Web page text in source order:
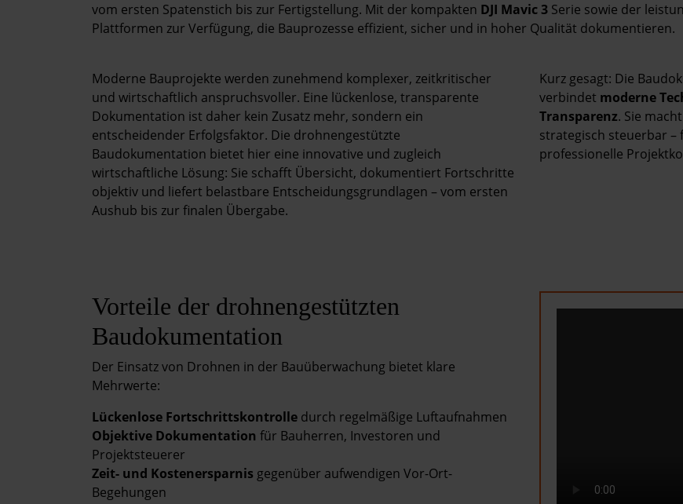
vom ersten Spatenstich bis zur Fertigstellung. Mit der kompakten DJI Mavic 3 Serie sowie der
Plattformen zur Verfügung, die Bauprozesse effizient, sicher und in hoher Qualität dokumentieren.
Moderne Bauprojekte werden zunehmend komplexer, zeitkritischer
und wirtschaftlich anspruchsvoller. Eine lückenlose, transparente
Dokumentation ist daher kein Zusatz mehr, sondern ein
entscheidender Erfolgsfaktor. Die drohnengestützte
Baudokumentation bietet hier eine innovative und zugleich
wirtschaftliche Lösung: Sie schafft Übersicht, dokumentiert Fortschritte
objektiv und liefert belastbare Entscheidungsgrundlagen – vom ersten
Aushub bis zur finalen Übergabe.
Kurz gesagt: Die
verbindet moderne
Transparenz. Sie
strategisch steuerbar –
professionelle
Vorteile der drohnengestützten
Baudokumentation
Der Einsatz von Drohnen in der Bauüberwachung bietet klare
Mehrwerte:
Lückenlose Fortschrittskontrolle durch regelmäßige Luftaufnahmen
Objektive Dokumentation für Bauherren, Investoren und
Projektsteuerer
Zeit- und Kostenersparnis gegenüber aufwendigen Vor-Ort-
Begehungen